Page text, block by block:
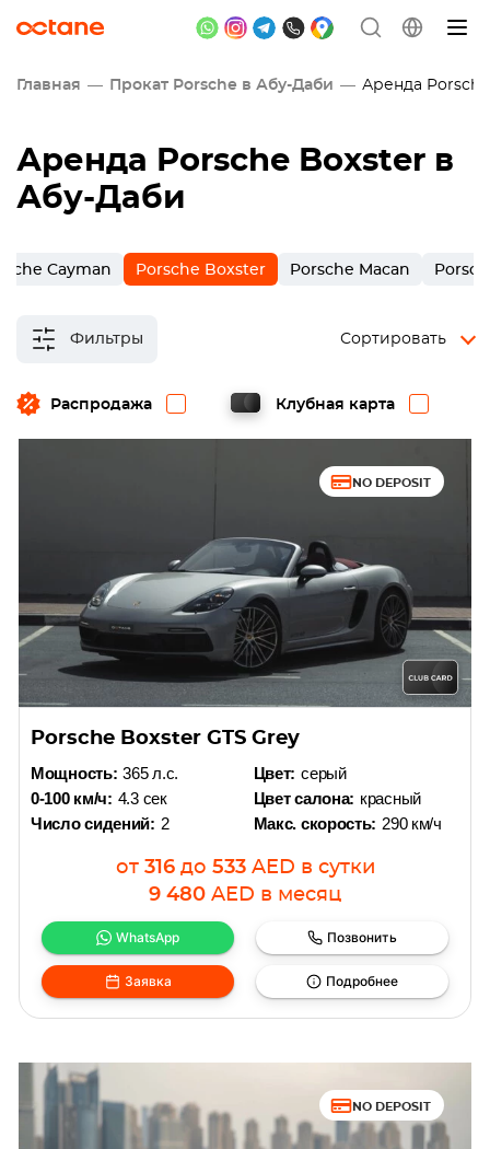
Главная Прокат Porsche в Абу-Даби Аренда
Аренда Porsche Boxster в
Абу-Даби
Cayman Porsche Boxster Porsche Macan
Фильтры
Распродажа Клубная карта
Сортировать
NO DEPOSIT
Porsche Boxster GTS Grey
Мощность: 365 л.с.
0-100 км/ч: 4.3 сек
Число сидений: 2
Цвет: серый
Цвет салона: красный
Макс. скорость: 290 км/ч
от 316 до 533 AED в сутки
9 480 AED в месяц
WhatsApp Позвонить
Заявка Подробнее
NO DEPOSIT